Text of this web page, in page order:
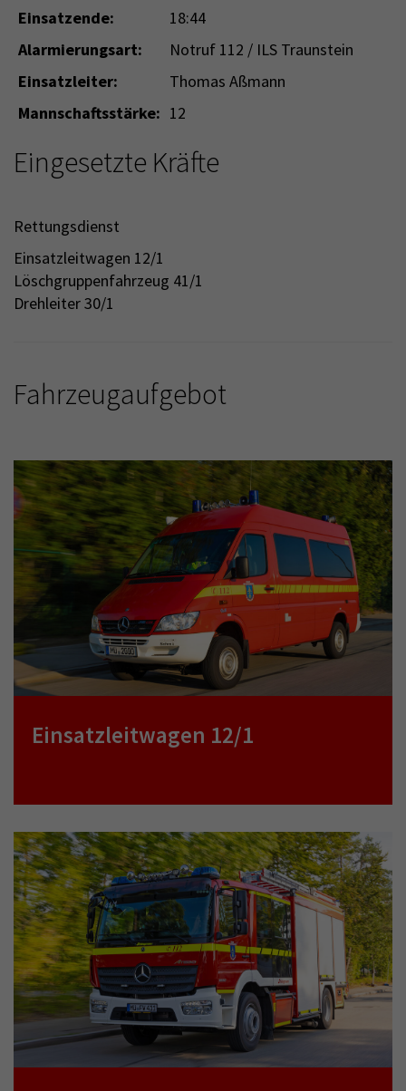
Einsatzende:
18:44
Alarmierungsart:
Notruf 112 / ILS Traunstein
Einsatzleiter:
Thomas Aßmann
Mannschaftsstärke: 12
Eingesetzte Kräfte
Rettungsdienst
Einsatzleitwagen 12/1
Löschgruppenfahrzeug 41/1
Drehleiter 30/1
Fahrzeugaufgebot
Einsatzleitwagen 12/1